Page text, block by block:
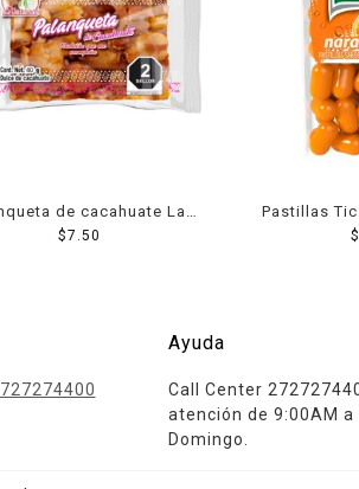
de cacahuate Las
Sevillanas 40 g
$7.50
Pastillas Tic
$
Ayuda
Call Center
atención de 9:00AM a
Domingo.